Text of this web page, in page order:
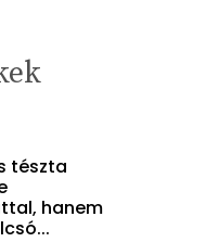
tészta
hanem